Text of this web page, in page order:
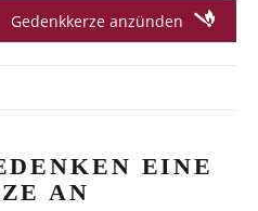
Gedenkkerze anzünden
EINE
AN